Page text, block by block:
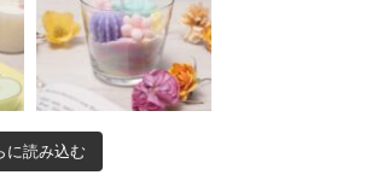
に読み込む